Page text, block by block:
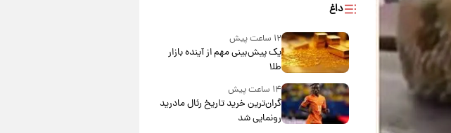
داغ
۱۲ ساعت پیش
یک پیش‌بینی مهم از آینده بازار
طلا
۱۴ ساعت پیش
گران‌ترین خرید تاریخ رئال مادرید
رونمایی شد